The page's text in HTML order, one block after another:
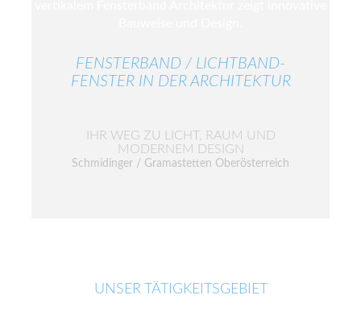
FENSTERBAND / LICHTBAND-
FENSTER IN DER ARCHITEKTUR
IHR WEG ZU LICHT, RAUM UND
MODERNEM DESIGN
Schmidinger / Gramastetten Oberösterreich
UNSER TÄTIGKEITSGEBIET